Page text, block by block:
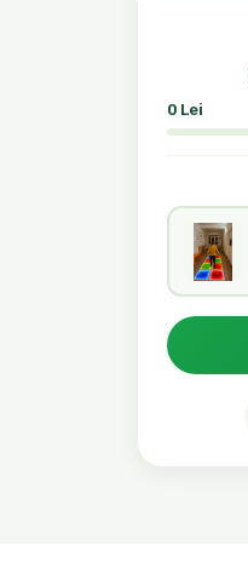
0 Lei